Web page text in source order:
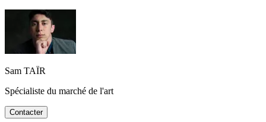
Sam TAÏR
Spécialiste du marché de l'art
Contacter